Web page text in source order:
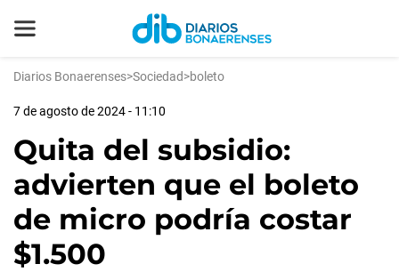
Diarios Bonaerenses>Sociedad>boleto
7 de agosto de 2024 - 11:10
Quita del subsidio:
advierten que el boleto
de micro podría costar
$1.500